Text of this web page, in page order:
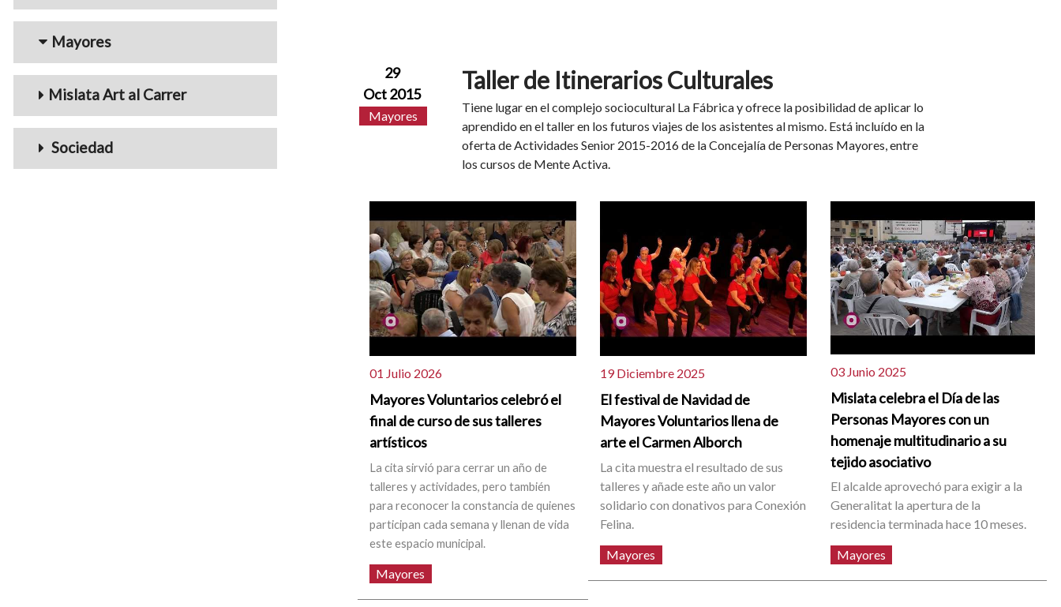
Mayores
Mislata Art al Carrer
Sociedad
29
Oct 2015
Mayores
Taller de Itinerarios Culturales
Tiene lugar en el complejo sociocultural La Fábrica y ofrece la posibilidad de aplicar lo
aprendido en el taller en los futuros viajes de los asistentes al mismo. Está incluído en la
oferta de Actividades Senior 2015-2016 de la Concejalía de Personas Mayores, entre
los cursos de Mente Activa.
01 Julio 2026
Mayores Voluntarios celebró el
final de curso de sus talleres
artísticos
La cita sirvió para cerrar un año de
talleres y actividades, pero también
para reconocer la constancia de quienes
participan cada semana y llenan de vida
este espacio municipal.
Mayores
19 Diciembre 2025
El festival de Navidad de
Mayores Voluntarios llena de
arte el Carmen Alborch
La cita muestra el resultado de sus
talleres y añade este año un valor
solidario con donativos para Conexión
Felina.
Mayores
03 Junio 2025
Mislata celebra el Día de las
Personas Mayores con un
homenaje multitudinario a su
tejido asociativo
El alcalde aprovechó para exigir a la
Generalitat la apertura de la
residencia terminada hace 10 meses.
Mayores